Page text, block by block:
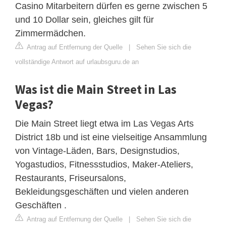
Casino Mitarbeitern dürfen es gerne zwischen 5
und 10 Dollar sein, gleiches gilt für
Zimmermädchen.
Antrag auf Entfernung der Quelle | Sehen Sie sich die
vollständige Antwort auf urlaubsguru.de an
Was ist die Main Street in Las
Vegas?
Die Main Street liegt etwa im Las Vegas Arts
District 18b und ist eine vielseitige Ansammlung
von Vintage-Läden, Bars, Designstudios,
Yogastudios, Fitnessstudios, Maker-Ateliers,
Restaurants, Friseursalons,
Bekleidungsgeschäften und vielen anderen
Geschäften .
Antrag auf Entfernung der Quelle | Sehen Sie sich die